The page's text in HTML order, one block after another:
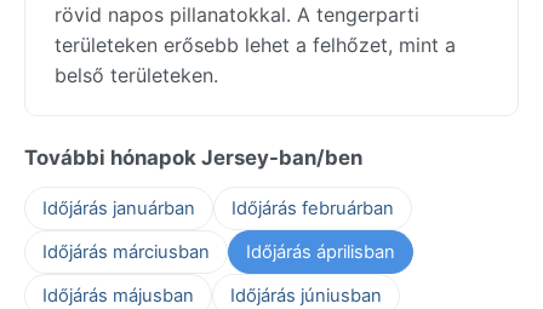
rövid napos pillanatokkal. A tengerparti
területeken erősebb lehet a felhőzet, mint a
belső területeken.
További hónapok Jersey-ban/ben
Időjárás januárban
Időjárás februárban
Időjárás márciusban
Időjárás áprilisban
Időjárás májusban
Időjárás júniusban